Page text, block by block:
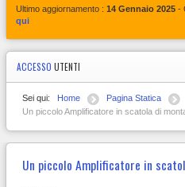
Ultimo aggiornamento : 14 Gennaio 2025 -
qui
ACCESSO UTENTI
Sei qui: Home
Pagina Statica
Un piccolo Amplificatore in scatola di
Un piccolo Amplificatore in